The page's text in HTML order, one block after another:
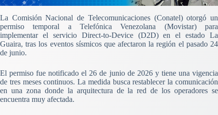
La Comisión Nacional de Telecomunicaciones (Conatel) otorgó un
permiso temporal a Telefónica Venezolana (Movistar) para
implementar el servicio Direct-to-Device (D2D) en el estado La
Guaira, tras los eventos sísmicos que afectaron la región el pasado 24
de junio.
El permiso fue notificado el 26 de junio de 2026 y tiene una vigencia
de tres meses continuos. La medida busca restablecer la comunicación
en una zona donde la arquitectura de la red de los operadores se
encuentra muy afectada.